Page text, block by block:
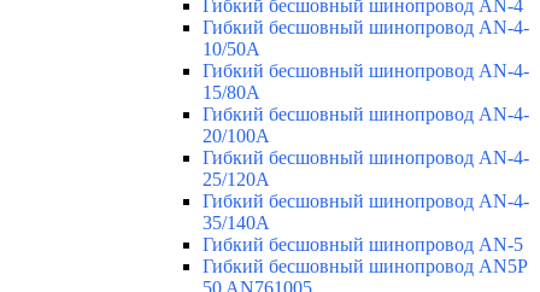
Гибкий бесшовный шинопровод AN-4
Гибкий бесшовный шинопровод AN-4-
10/50A
Гибкий бесшовный шинопровод AN-4-
15/80A
Гибкий бесшовный шинопровод AN-4-
20/100A
Гибкий бесшовный шинопровод AN-4-
25/120A
Гибкий бесшовный шинопровод AN-4-
35/140A
Гибкий бесшовный шинопровод AN-5
Гибкий бесшовный шинопровод AN5P
50 AN761005